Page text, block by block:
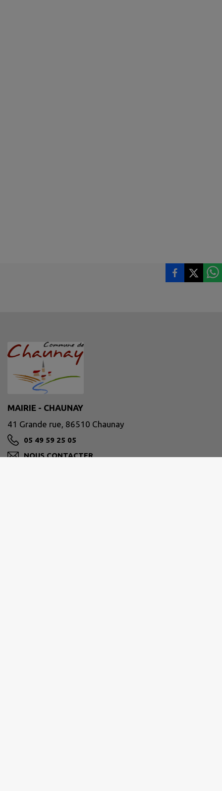
MAIRIE - CHAUNAY
41 Grande rue, 86510 Chaunay
05 49 59 25 05
NOUS CONTACTER